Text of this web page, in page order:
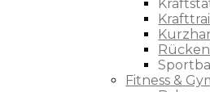
Fitness &